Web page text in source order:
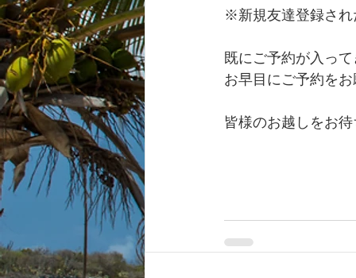
※新規友達登録され
既にご予約が入っ
お早目にご予約を
皆様のお越しをお